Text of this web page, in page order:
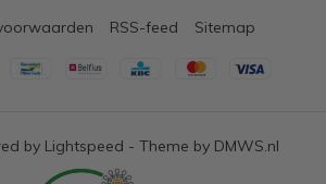
by Lightspeed - Theme by DMWS.nl
RSS-feed Sitemap